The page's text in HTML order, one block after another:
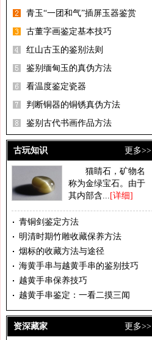
青玉“一团和气”插屏玉器鉴赏
古董字画鉴定基本技巧
红山古玉的鉴别法则
鉴别缅甸玉的真伪方法
看温度鉴定瓷器
判断铜器的铜锈真伪方法
鉴别古代书画作品方法
更多>>
古玩知识
猫睛石，矿物名
称为金绿宝石。由于
其内部含... [详细]
青铜剑鉴定方法
明清时期竹雕收藏保养方法
烟标的收藏方法与途径
海黄手串与越黄手串的鉴别技巧
越黄手串保养技巧
越黄手串鉴定：一看二摸三闻
更多>>
资深藏家